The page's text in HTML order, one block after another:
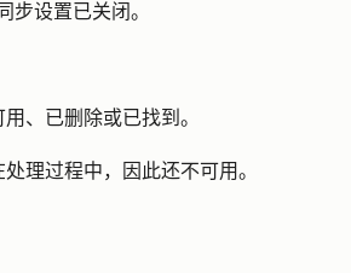
步设置已关闭。
、已删除或已找到。
理过程中，因此还不可用。